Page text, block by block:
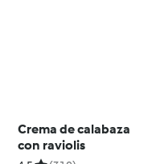
Crema de calabaza
con raviolis